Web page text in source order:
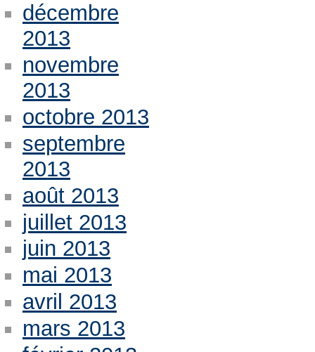
décembre
2013
novembre
2013
octobre 2013
septembre
2013
août 2013
juillet 2013
juin 2013
mai 2013
avril 2013
mars 2013